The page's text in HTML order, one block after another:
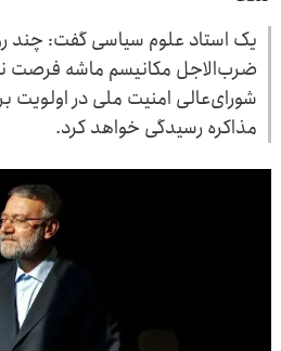
یک استاد علوم سیاسی گفت: چند
ضرب‌الاجل مکانیسم ماشه فرصت
شورای‌عالی امنیت ملی در
مذاکره رسیدگی خواهد کرد.